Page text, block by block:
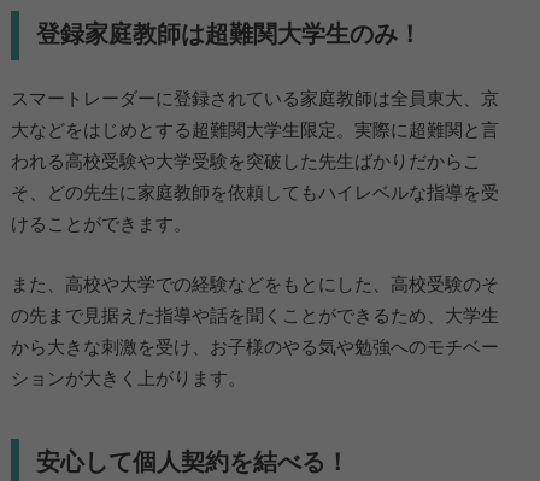
登録家庭教師は超難関大学生のみ！
スマートレーダーに登録されている家庭教師は全員東大、京
大などをはじめとする超難関大学生限定。実際に超難関と言
われる高校受験や大学受験を突破した先生ばかりだからこ
そ、どの先生に家庭教師を依頼してもハイレベルな指導を受
けることができます。
また、高校や大学での経験などをもとにした、高校受験のそ
の先まで見据えた指導や話を聞くことができるため、大学生
から大きな刺激を受け、お子様のやる気や勉強へのモチベー
ションが大きく上がります。
安心して個人契約を結べる！